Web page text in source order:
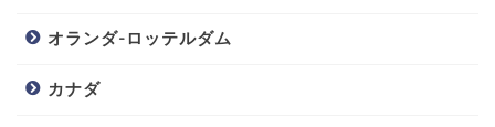
オランダ-ロッテルダム
カナダ